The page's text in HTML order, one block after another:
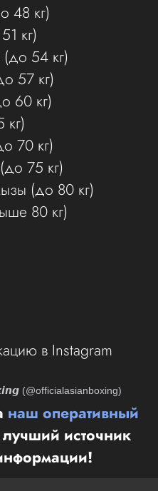
48 кг)
кг)
54 кг)
57 кг)
60 кг)
70 кг)
75 кг)
(до 80 кг)
80 кг)
в Instagram
(@officialasianboxing)
наш оперативный
источник